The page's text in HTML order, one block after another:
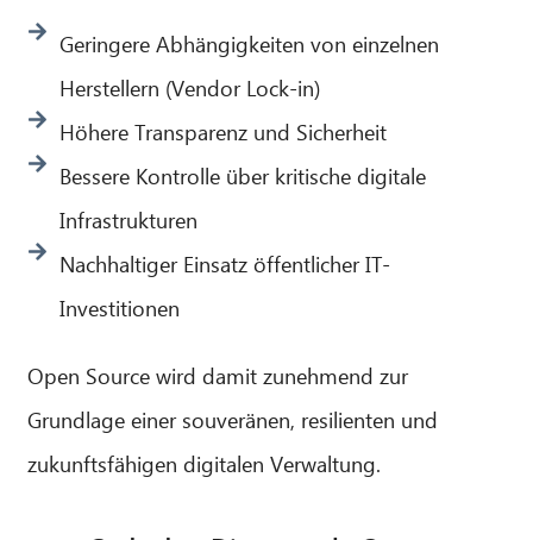
Geringere Abhängigkeiten von einzelnen
Herstellern (Vendor Lock-in)
Höhere Transparenz und Sicherheit
Bessere Kontrolle über kritische digitale
Infrastrukturen
Nachhaltiger Einsatz öffentlicher IT-
Investitionen
Open Source wird damit zunehmend zur
Grundlage einer souveränen, resilienten und
zukunftsfähigen digitalen Verwaltung.